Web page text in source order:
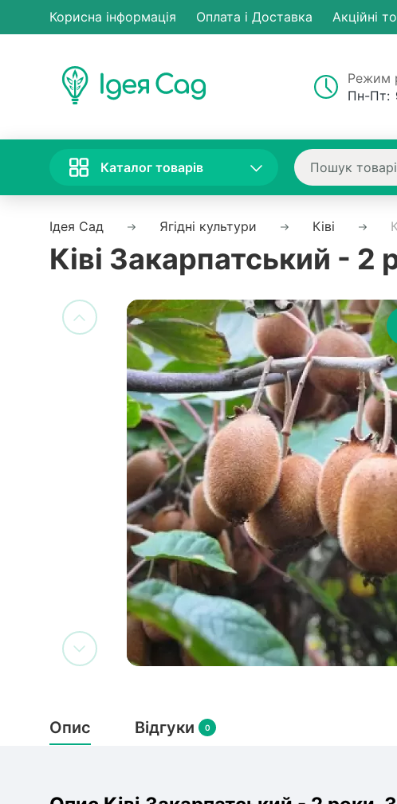
Корисна інформація Оплата і Доставка Акційні
Режим
Пн-Пт:
Каталог товарів
Ідея Сад Ягідні культури Ківі
Ківі Закарпатський - 2
Опис Відгуки 0